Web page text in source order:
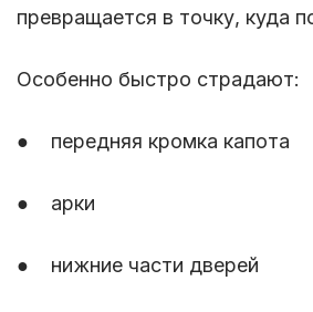
превращается в точку, куда
Особенно быстро страдают:
● передняя кромка капота
● арки
● нижние части дверей